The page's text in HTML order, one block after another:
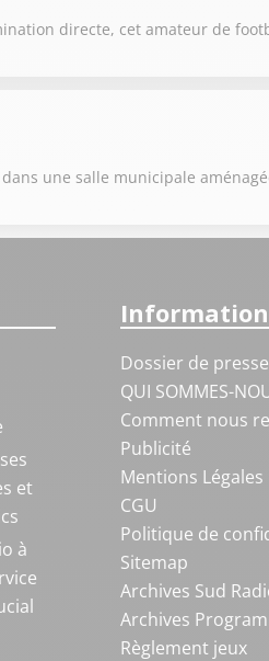
directe, cet amateur de
une salle municipale
et
à
Dossier de presse
QUI SOMMES-
Comment nous
Publicité
Mentions Légales
CGU
Politique de
Sitemap
Archives Sud
Archives
Règlement jeux